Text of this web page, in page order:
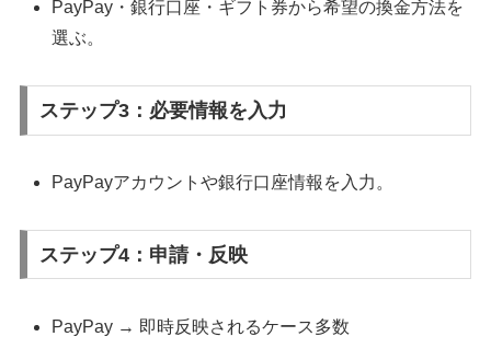
PayPay・銀行口座・ギフト券から希望の換金方法を
選ぶ。
ステップ3：必要情報を入力
PayPayアカウントや銀行口座情報を入力。
ステップ4：申請・反映
PayPay → 即時反映されるケース多数